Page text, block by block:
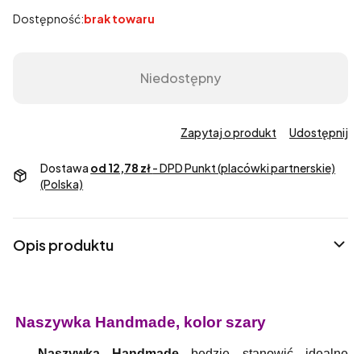
Dostępność:brak towaru
Niedostępny
Zapytaj o produkt Udostępnij
Dostawa od 12,78 zł- DPD Punkt (placówki partnerskie)
(Polska)
Opis produktu
Naszywka Handmade, kolor szary